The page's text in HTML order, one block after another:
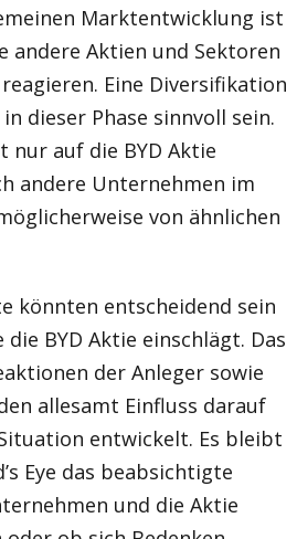
Marktentwicklung ist
andere Aktien und Sektoren
Eine Diversifikation
dieser Phase sinnvoll sein.
nur auf die BYD Aktie
andere Unternehmen im
von ähnlichen
könnten entscheidend sein
BYD Aktie einschlägt. Das
der Anleger sowie
allesamt Einfluss darauf
entwickelt. Es bleibt
Eye das beabsichtigte
und die Aktie